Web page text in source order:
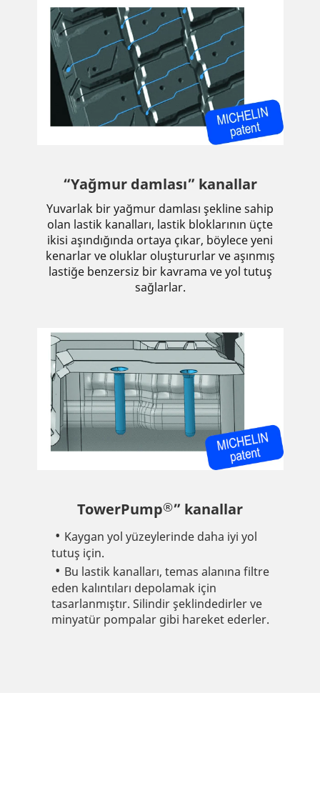
“Yağmur damlası” kanallar
Yuvarlak bir yağmur damlası şekline sahip
olan lastik kanalları, lastik bloklarının üçte
ikisi aşındığında ortaya çıkar, böylece yeni
kenarlar ve oluklar oluştururlar ve aşınmış
lastiğe benzersiz bir kavrama ve yol tutuş
sağlarlar.
TowerPump®” kanallar
Kaygan yol yüzeylerinde daha iyi yol
tutuş için.
Bu lastik kanalları, temas alanına filtre
eden kalıntıları depolamak için
tasarlanmıştır. Silindir şeklindedirler ve
minyatür pompalar gibi hareket ederler.